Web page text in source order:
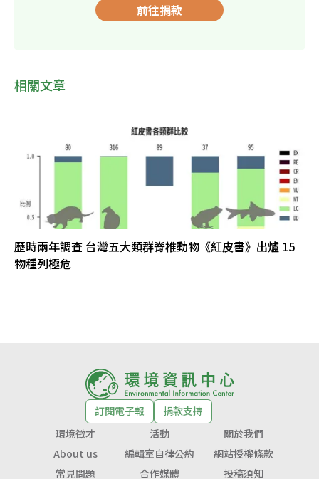
前往捐款
相關文章
歷時兩年調查 台灣五大類群脊椎動物《紅皮書》出爐 15
物種列極危
訂閱電子報
捐款支持
環境徵才
活動
關於我們
About us
編輯室自律公約
網站授權條款
常見問題
合作媒體 投稿須知